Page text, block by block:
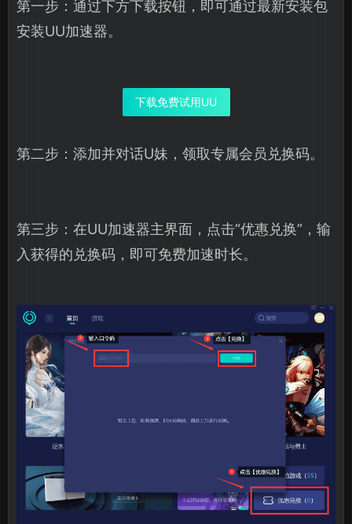
第一步：通过下方下载按钮，即可通过最新安装包
安装UU加速器。
下载免费试用UU
第二步：添加并对话U妹，领取专属会员兑换码。
第三步：在UU加速器主界面，点击“优惠兑换”，输
入获得的兑换码，即可免费加速时长。